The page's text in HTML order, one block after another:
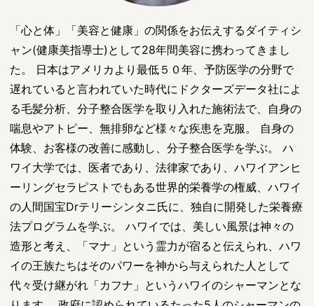
「心と体」「美容と健康」の関係をお伝えするダイティシ
ャン(健康美指導士)として28年間美容に携わってきまし
た。 日本はアメリカより最低５０年、予防医学の分野で
遅れていると言われていた時代にドクターズデータ社によ
る毛髪分析、分子整合医学を取り入れた施術法で、自身の
喘息やアトピー、無排卵など様々な疾患を克服。 自身の
体験、お客様の改善に感動し、分子整合医学を学ぶ。 ハ
ワイ大学では、医者であり、法律家であり、ハワイアンヒ
ーリングセラピストでもある世界的栄養学の権威、ハワイ
の人間国宝Drテリーシンタニ氏に、独自に開発した栄養療
法プログラムを学ぶ。 ハワイでは、美しい風景は神々の
造形と考え、「マナ」という霊力が宿ると伝えられ、ハワ
イの王族たちはそのパワーを神から与えられた人として
代々受け継がれ「カフナ」というハワイのシャーマンとな